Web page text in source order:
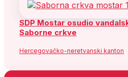
SDP Mostar osudio
Saborne crkve
Hercegovačko-neretvanski kanton